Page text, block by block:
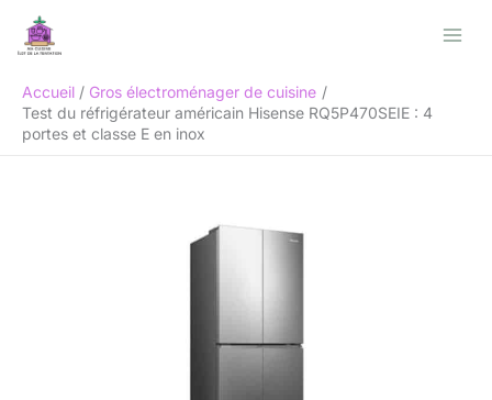
Accueil
Gros électroménager de cuisine
Test du réfrigérateur américain Hisense RQ5P470SEIE : 4
portes et classe E en inox
Rechercher